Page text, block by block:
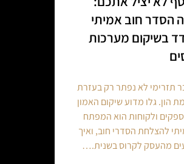
הסדר חוב אמיתי
בשיקום מערכות
תזרימי לא נפתר רק בעזרת
הון. גלו מדוע שיקום האמון
ולקוחות הוא המפתח
להצלחת הסדרי חוב, ואיך
מהעסק לקרוס בשנית.…